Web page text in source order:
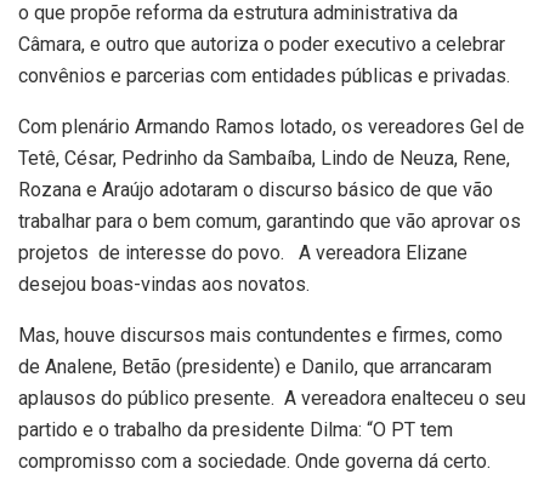
o que propõe reforma da estrutura administrativa da
Câmara, e outro que autoriza o poder executivo a celebrar
convênios e parcerias com entidades públicas e privadas.
Com plenário Armando Ramos lotado, os vereadores Gel de
Tetê, César, Pedrinho da Sambaíba, Lindo de Neuza, Rene,
Rozana e Araújo adotaram o discurso básico de que vão
trabalhar para o bem comum, garantindo que vão aprovar os
projetos de interesse do povo. A vereadora Elizane
desejou boas-vindas aos novatos.
Mas, houve discursos mais contundentes e firmes, como
de Analene, Betão (presidente) e Danilo, que arrancaram
aplausos do público presente. A vereadora enalteceu o seu
partido e o trabalho da presidente Dilma: “O PT tem
compromisso com a sociedade. Onde governa dá certo.